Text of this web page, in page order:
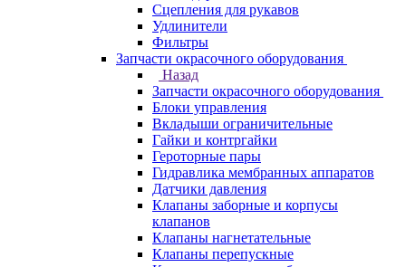
Сцепления для рукавов
Удлинители
Фильтры
Запчасти окрасочного оборудования
Назад
Запчасти окрасочного оборудования
Блоки управления
Вкладыши ограничительные
Гайки и контргайки
Героторные пары
Гидравлика мембранных аппаратов
Датчики давления
Клапаны заборные и корпусы
клапанов
Клапаны нагнетательные
Клапаны перепускные